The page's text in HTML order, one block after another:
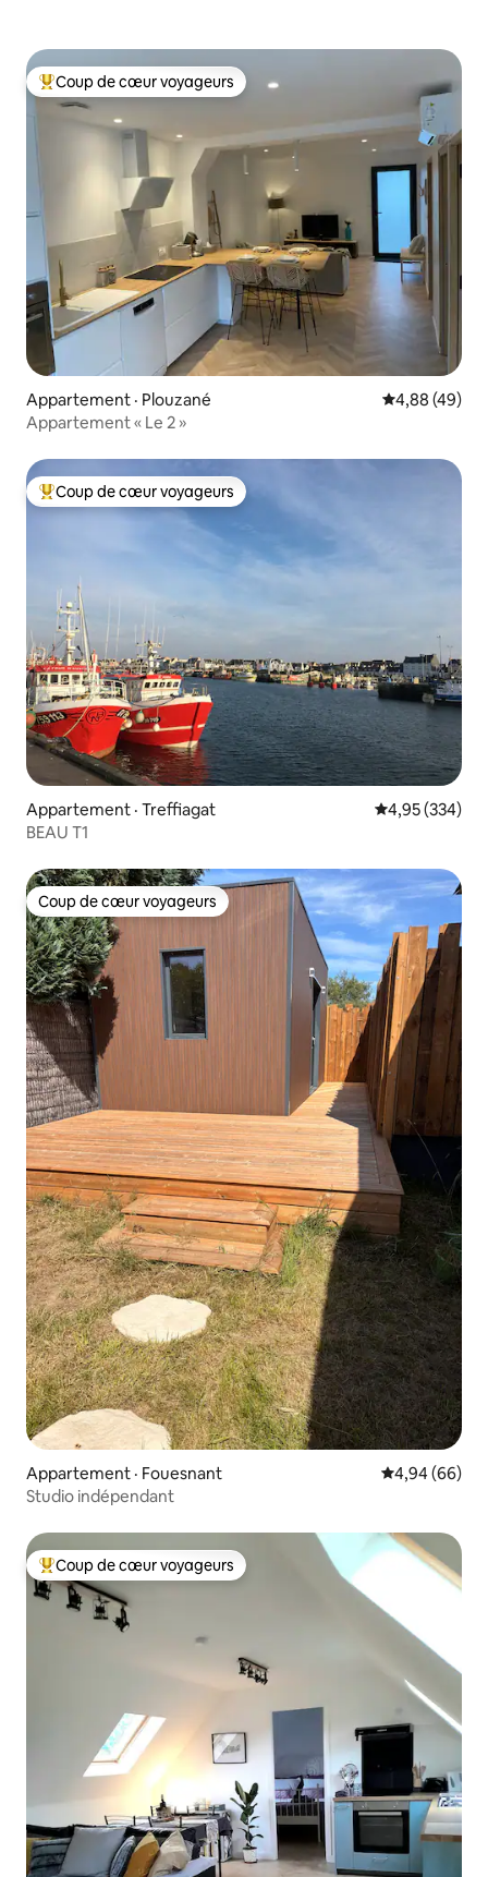
Coup de cœur voyageurs parmi les plus aimés
Coup de cœur voyageurs
Appartement · Plouzané Note
4,88 (49)
Appartement « Le 2 »
Coup de cœur voyageurs parmi les plus aimés
Coup de cœur voyageurs
Appartement · Treffiagat Note
4,95 (334)
BEAU T1
Coup de cœur voyageurs
Coup de cœur voyageurs
Appartement · Fouesnant Note
4,94 (66)
Studio indépendant
Coup de cœur voyageurs parmi les plus aimés
Coup de cœur voyageurs